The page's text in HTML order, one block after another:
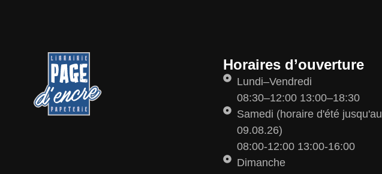
Horaires d’ouverture
Lundi–Vendredi
08:30–12:00 13:00–18:30
Samedi (horaire d'été jusqu'au
09.08.26)
08:00-12:00 13:00-16:00
Dimanche